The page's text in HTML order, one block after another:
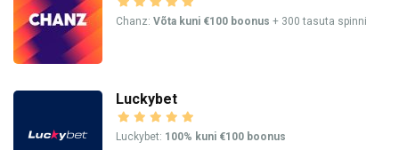
Chanz: Võta kuni €100 boonus + 300 tasuta spinni
Luckybet
Luckybet: 100% kuni €100 boonus